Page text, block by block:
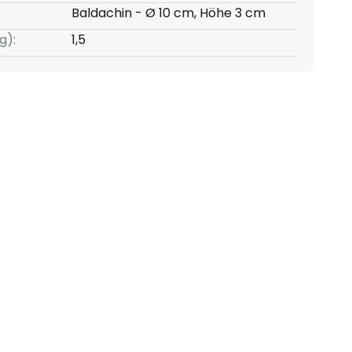
Baldachin - Ø 10 cm, Höhe 3 cm
1,5